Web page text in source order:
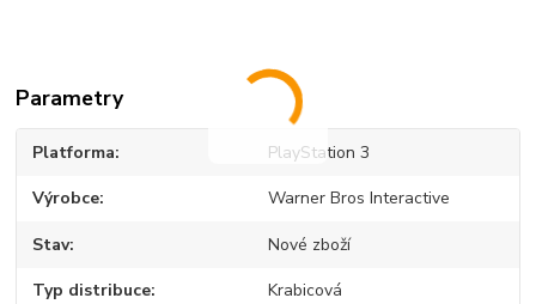
Parametry
Platforma PlayStation 3
Výrobce Warner Bros Interactive
Stav Nové zboží
Typ distribuce Krabicová